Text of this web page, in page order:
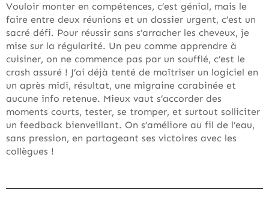
Vouloir monter en compétences, c’est génial, mais le
faire entre deux réunions et un dossier urgent, c’est un
sacré défi. Pour réussir sans s’arracher les cheveux, je
mise sur la régularité. Un peu comme apprendre à
cuisiner, on ne commence pas par un soufflé, c’est le
crash assuré ! J’ai déjà tenté de maîtriser un logiciel en
un après midi, résultat, une migraine carabinée et
aucune info retenue. Mieux vaut s’accorder des
moments courts, tester, se tromper, et surtout solliciter
un feedback bienveillant. On s’améliore au fil de l’eau,
sans pression, en partageant ses victoires avec les
collègues !